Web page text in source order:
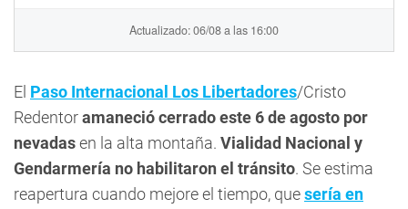
Actualizado: 06/08 a las 16:00
El Paso Internacional Los Libertadores/Cristo
Redentoramaneció cerrado este 6 de agosto por
nevadasen la alta montaña. Vialidad Nacional y
Gendarmería no habilitaron el tránsito. Se estima
reapertura cuando mejore el tiempo, quesería en